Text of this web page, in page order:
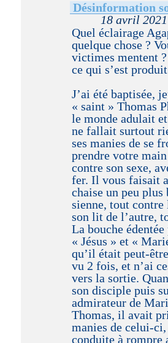
Désinformation
18 avril
Quel éclairage
quelque chose ?
victimes mentent
ce qui s’est
J’ai été baptisée,
« saint » Thomas
le monde adulait
ne fallait surtout
ses manies de se
prendre votre
contre son sexe,
fer. Il vous faisait
chaise un peu plus
sienne, tout contre
son lit de l’autre,
La bouche
« Jésus » et «
qu’il était peut-
vu 2 fois, et n’ai
vers la sortie.
son disciple puis
admirateur de
Thomas, il avait
manies de celui-ci,
conduite à rompre